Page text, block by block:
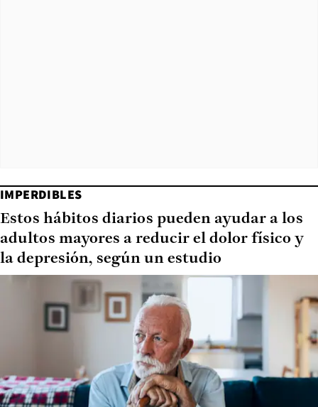
IMPERDIBLES
Estos hábitos diarios pueden ayudar a los
adultos mayores a reducir el dolor físico y
la depresión, según un estudio